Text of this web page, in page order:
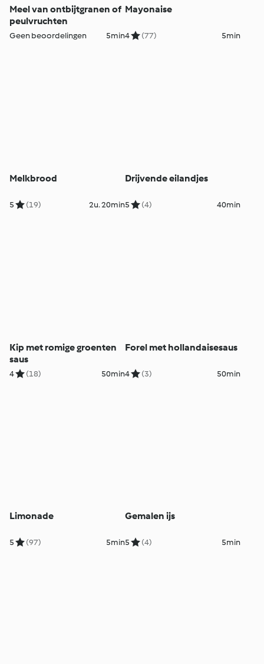
Meel van ontbijtgranen of
peulvruchten
Geen beoordelingen 5min
Mayonaise
4 (77) 5min
Melkbrood
5 (19) 2u. 20min
Drijvende eilandjes
5 (4) 40min
Kip met romige groenten
saus
4 (18) 50min
Forel met hollandaisesaus
4 (3) 50min
Limonade
5 (97) 5min
Gemalen ijs
5 (4) 5min